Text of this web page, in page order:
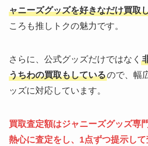
ャニーズグッズを好きなだけ買取
ころも推しトクの魅力です。
さらに、公式グッズだけではなく
うちわの買取もしているので、幅
ッズに対応しています。
買取査定額はジャニーズグッズ専
熱心に査定をし、1点ずつ提示し